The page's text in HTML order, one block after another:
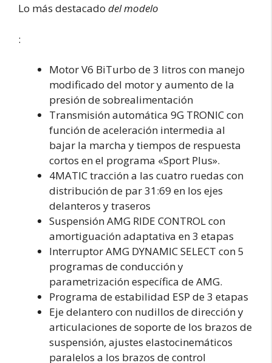
Lo más destacado del modelo
:
Motor V6 BiTurbo de 3 litros con manejo
modificado del motor y aumento de la
presión de sobrealimentación
Transmisión automática 9G TRONIC con
función de aceleración intermedia al
bajar la marcha y tiempos de respuesta
cortos en el programa «Sport Plus».
4MATIC tracción a las cuatro ruedas con
distribución de par 31:69 en los ejes
delanteros y traseros
Suspensión AMG RIDE CONTROL con
amortiguación adaptativa en 3 etapas
Interruptor AMG DYNAMIC SELECT con 5
programas de conducción y
parametrización específica de AMG.
Programa de estabilidad ESP de 3 etapas
Eje delantero con nudillos de dirección y
articulaciones de soporte de los brazos de
suspensión, ajustes elastocinemáticos
paralelos a los brazos de control